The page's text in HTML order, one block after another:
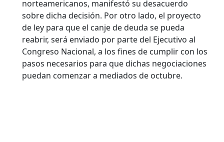
norteamericanos, manifestó su desacuerdo
sobre dicha decisión. Por otro lado, el proyecto
de ley para que el canje de deuda se pueda
reabrir, será enviado por parte del Ejecutivo al
Congreso Nacional, a los fines de cumplir con los
pasos necesarios para que dichas negociaciones
puedan comenzar a mediados de octubre.